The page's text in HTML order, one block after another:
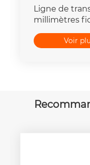
Ligne de
millimètres
Voir